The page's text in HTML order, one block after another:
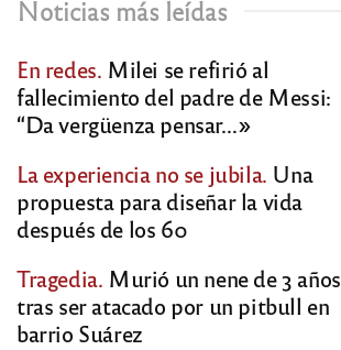
Noticias más leídas
En redes. Milei se refirió al
fallecimiento del padre de Messi:
“Da vergüenza pensar…»
La experiencia no se jubila. Una
propuesta para diseñar la vida
después de los 60
Tragedia. Murió un nene de 3 años
tras ser atacado por un pitbull en
barrio Suárez